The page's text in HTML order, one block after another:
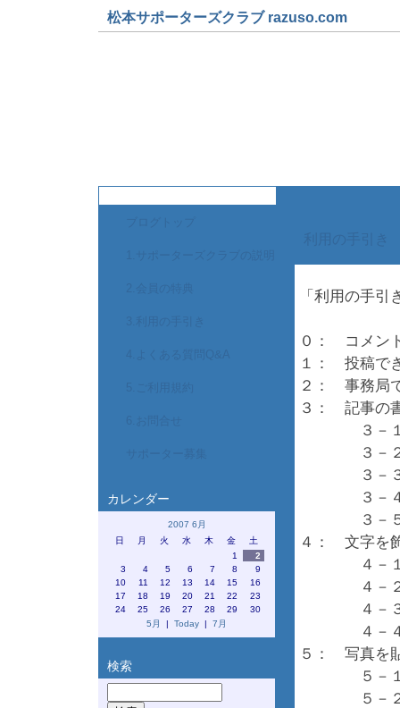
松本サポーターズクラブ razuso.com
カレンダー
2007 6月
日
月 火 水 木 金
土
1
2
3
4 5 6 7 8
9
10
11 12 13 14 15
16
17
18 19 20 21 22
23
24
25 26 27 28 29
30
5月
| Today | 7月
検索
「利用の手
０： コメン
１： 投稿で
２： 事務局
３： 記事の
３－１：
３－２：
３－３：
３－４：
３－５：
４： 文字を
４－１：
４－２：
４－３：
４－４：
５： 写真を
５－１：
５－２：